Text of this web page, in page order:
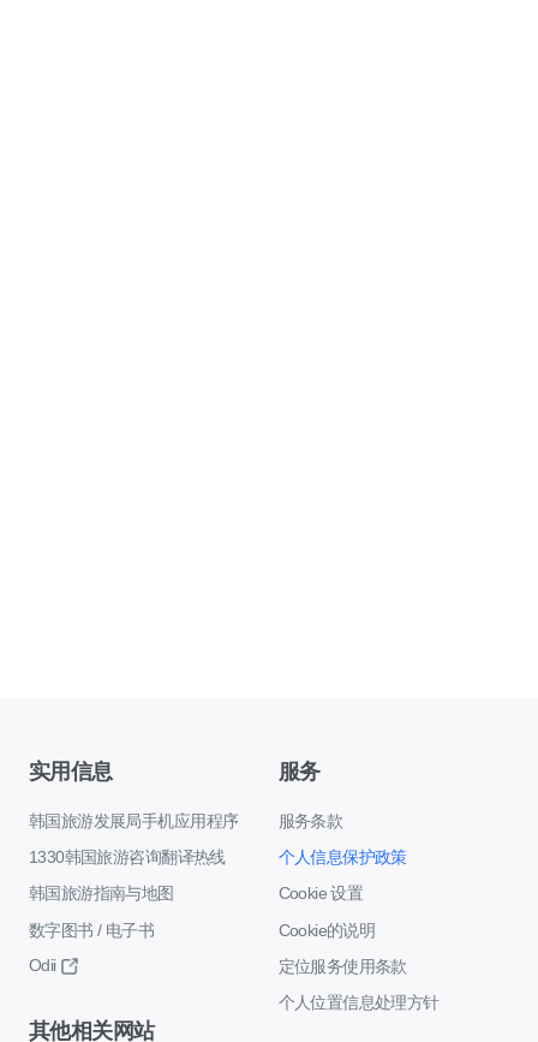
实用信息
韩国旅游发展局手机应用程序
1330韩国旅游咨询翻译热线
韩国旅游指南与地图
数字图书 / 电子书
Odii
服务
服务条款
个人信息保护政策
Cookie 设置
Cookie的说明
定位服务使用条款
个人位置信息处理方针
其他相关网站